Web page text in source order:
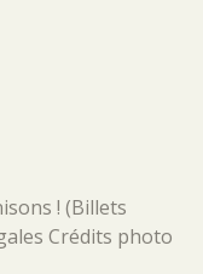
! (Billets
Crédits photo